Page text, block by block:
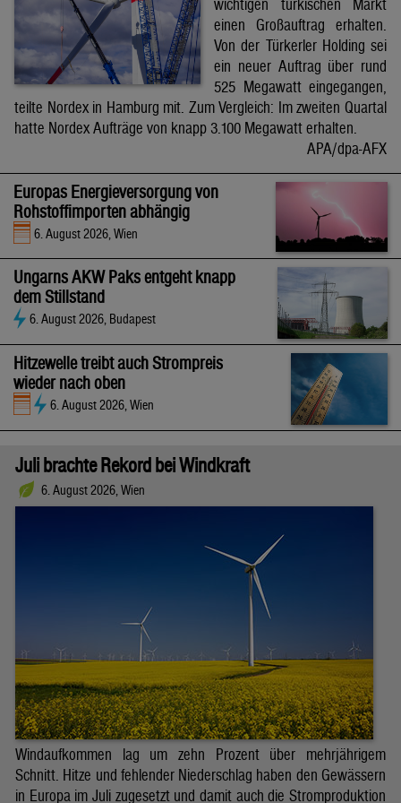
wichtigen türkischen Markt
einen Großauftrag erhalten.
Von der Türkerler Holding sei
ein neuer Auftrag über rund
525 Megawatt eingegangen,
teilte Nordex in Hamburg mit. Zum Vergleich: Im zweiten Quartal
hatte Nordex Aufträge von knapp 3.100 Megawatt erhalten.
APA/dpa-AFX
Europas Energieversorgung von
Rohstoffimporten abhängig
6. August 2026, Wien
Ungarns AKW Paks entgeht knapp
dem Stillstand
6. August 2026, Budapest
Hitzewelle treibt auch Strompreis
wieder nach oben
6. August 2026, Wien
Juli brachte Rekord bei Windkraft
6. August 2026, Wien
Windaufkommen lag um zehn Prozent über mehrjährigem
Schnitt. Hitze und fehlender Niederschlag haben den Gewässern
in Europa im Juli zugesetzt und damit auch die Stromproduktion